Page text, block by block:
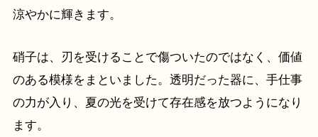
涼やかに輝きます。
硝子は、刃を受けることで傷ついたのではなく、価値
のある模様をまといました。透明だった器に、手仕事
の力が入り、夏の光を受けて存在感を放つようになり
ます。